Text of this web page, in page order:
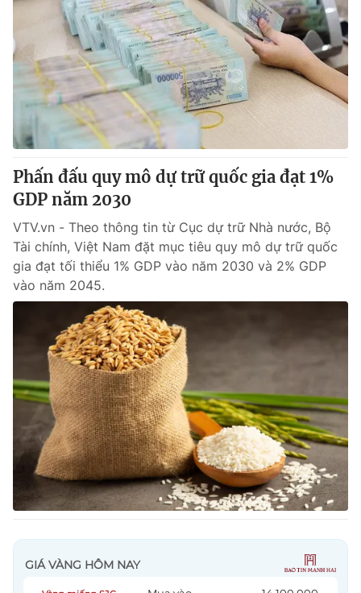
Thị trường 24h Tấm lòng Việt
VTV4 Vươn mình bằng AI
VTV9 VTV8
Liên hệ tòa soạn English
THỜI BÁO VTV
Theo dõi báo trên
Cơ quan chủ quản:Đài Truyền hình Việt Nam
Cơ quan báo chí:Thời báo VTV
Giấy phép hoạt động báo in và báo điện tử số 483/GP-BTTTT
cấp ngày 29/12/2023
Tổng Biên tập:Vũ Thanh Thủy
Phó Tổng Biên tập:Nguyễn Thị Mỹ Hạnh, Phạm Quốc Thắng,
Nguyễn Trọng Ninh
Tổng đài VTV:024.38 355 931 - 024.38 355 932
Email:toasoan@vtv.vn
Liên hệ quảng cáo: 024-7300.7108
Phấn đấu quy mô dự trữ quốc gia đạt 1%
GDP năm 2030
VTV.vn - Theo thông tin từ Cục dự trữ Nhà nước, Bộ
Tài chính, Việt Nam đặt mục tiêu quy mô dự trữ quốc
gia đạt tối thiểu 1% GDP vào năm 2030 và 2% GDP
vào năm 2045.